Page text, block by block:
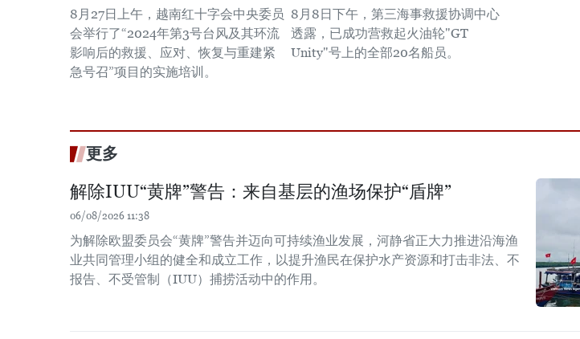
8月27日上午，越南红十字会中央委员
会举行了“2024年第3号台风及其环流
影响后的救援、应对、恢复与重建紧
急号召”项目的实施培训。
8月8日下午，第三海事救援协调中心
透露，已成功营救起火油轮"GT
Unity"号上的全部20名船员。
更多
解除IUU“黄牌”警告：来自基层的渔场保护“盾牌”
06/08/2026 11:38
为解除欧盟委员会“黄牌”警告并迈向可持续渔业发展，河静省正大力推进沿海渔
业共同管理小组的健全和成立工作，以提升渔民在保护水产资源和打击非法、不
报告、不受管制（IUU）捕捞活动中的作用。